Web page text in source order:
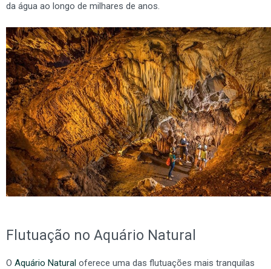
da água ao longo de milhares de anos.
Flutuação no Aquário Natural
O Aquário Natural oferece uma das flutuações mais tranquilas